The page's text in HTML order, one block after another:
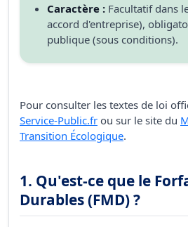
Caractère : Facultatif dans
accord d'entreprise),
publique (sous conditions).
Pour consulter les textes de loi
Service-Public.fr ou sur le site du
Transition Écologique.
1. Qu'est-ce que le
Durables (FMD) ?